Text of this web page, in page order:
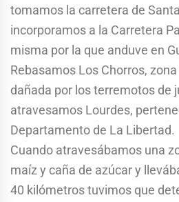
tomamos la carretera de
incorporamos a la Carretera
misma por la que anduve en
Rebasamos Los Chorros,
dañada por los terremotos de
atravesamos Lourdes,
Departamento de La Libertad.
Cuando atravesábamos una
maíz y caña de azúcar y
40 kilómetros tuvimos que